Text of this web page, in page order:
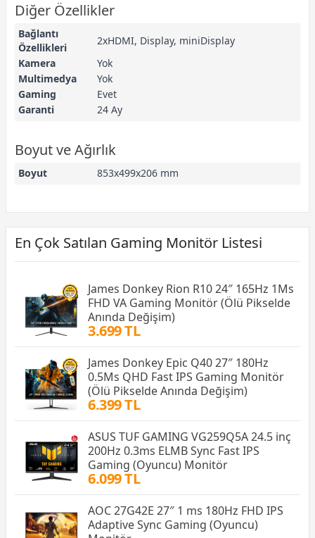
Diğer Özellikler
Bağlantı
Özellikleri
2xHDMI, Display, miniDisplay
Kamera
Yok
Multimedya
Yok
Gaming
Evet
Garanti
24 Ay
Boyut ve Ağırlık
Boyut 853x499x206‎ mm
En Çok Satılan Gaming Monitör Listesi
James Donkey Rion R10 24″ 165Hz 1Ms
FHD VA Gaming Monitör (Ölü Pikselde
Anında Değişim)
3.699 TL
James Donkey Epic Q40 27″ 180Hz
0.5Ms QHD Fast IPS Gaming Monitör
(Ölü Pikselde Anında Değişim)
6.399 TL
ASUS TUF GAMING VG259Q5A 24.5 inç
200Hz 0.3ms ELMB Sync Fast IPS
Gaming (Oyuncu) Monitör
6.099 TL
AOC 27G42E 27″ 1 ms 180Hz FHD IPS
Adaptive Sync Gaming (Oyuncu)